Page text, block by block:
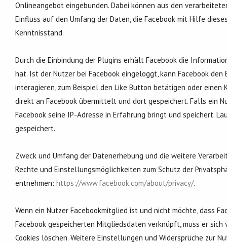
Onlineangebot eingebunden. Dabei können aus den
Einfluss auf den Umfang der Daten, die Facebook mit Hilfe
Kenntnisstand.
Durch die Einbindung der Plugins erhält Facebook die
hat. Ist der Nutzer bei Facebook eingeloggt, kann Facebook
interagieren, zum Beispiel den Like Button betätigen oder
direkt an Facebook übermittelt und dort gespeichert. Falls ein
Facebook seine IP-Adresse in Erfahrung bringt und speichert.
gespeichert.
Zweck und Umfang der Datenerhebung und die weitere
Rechte und Einstellungsmöglichkeiten zum Schutz der
entnehmen: https://www.facebook.com/about/privacy/.
Wenn ein Nutzer Facebookmitglied ist und nicht möchte, dass
Facebook gespeicherten Mitgliedsdaten verknüpft, muss er
Cookies löschen. Weitere Einstellungen und Widersprüche zur